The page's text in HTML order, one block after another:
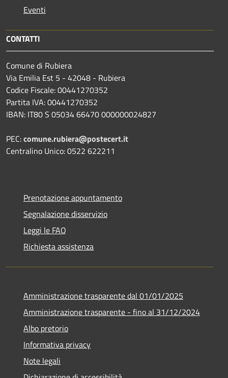
Eventi
CONTATTI
Comune di Rubiera
Via Emilia Est 5 - 42048 - Rubiera
Codice Fiscale: 00441270352
Partita IVA: 00441270352
IBAN: IT80 S 05034 66470 000000024827
PEC:comune.rubiera@postecert.it
Centralino Unico: 0522 622211
Prenotazione appuntamento
Segnalazione disservizio
Leggi le FAQ
Richiesta assistenza
Amministrazione trasparente dal 01/01/2025
Amministrazione trasparente - fino al 31/12/2024
Albo pretorio
Informativa privacy
Note legali